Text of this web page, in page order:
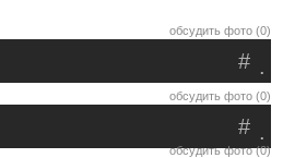
обсудить фото (0)
.
#
обсудить фото (0)
.
#
обсудить фото (0)